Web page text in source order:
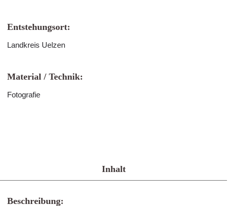
Entstehungsort:
Landkreis Uelzen
Material / Technik:
Fotografie
Inhalt
Beschreibung: